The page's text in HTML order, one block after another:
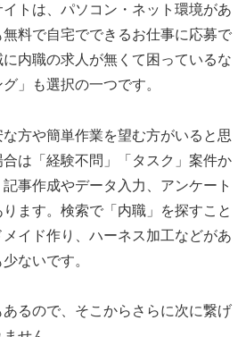
トは、パソコン・ネット環境があ
料で自宅でできるお仕事に応募で
内職の求人が無くて困っているな
」も選択の一つです。
方や簡単作業を望む方がいると思
は「経験不問」「タスク」案件か
事作成やデータ入力、アンケート
ます。検索で「内職」を探すこと
イド作り、ハーネス加工などがあ
ないです。
るので、そこからさらに次に繋げ